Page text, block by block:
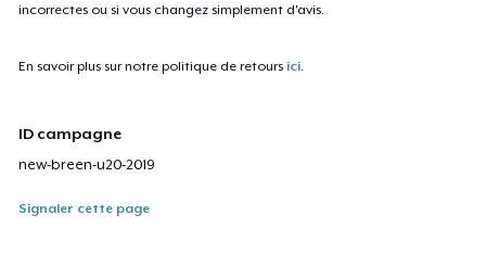
incorrectes ou si vous changez simplement d'avis.
En savoir plus sur notre politique de retours ici
ID campagne
new-breen-u20-2019
Signaler cette page